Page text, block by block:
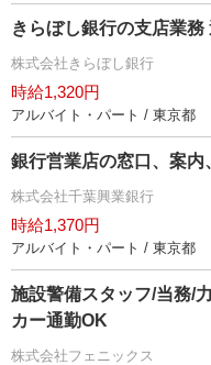
きらぼし銀行の支店業
株式会社きらぼし銀行
時給1,320円
アルバイト・パート / 東京都
銀行営業店の窓口、案内
株式会社千葉興業銀行
時給1,370円
アルバイト・パート / 東京都
施設警備スタッフ/当務/
カー通勤OK
株式会社フェニックス